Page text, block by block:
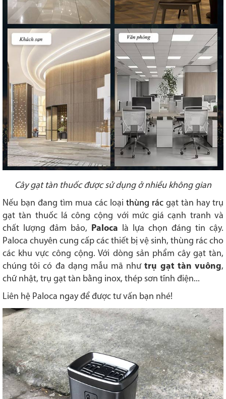
Cây gạt tàn thuốc được sử dụng ở nhiều không gian
Nếu bạn đang tìm mua các loại thùng rác gạt tàn hay trụ
gạt tàn thuốc lá công cộng với mức giá cạnh tranh và
chất lượng đảm bảo, Paloca là lựa chọn đáng tin cậy.
Paloca chuyên cung cấp các thiết bị vệ sinh, thùng rác cho
các khu vực công cộng. Với dòng sản phẩm cây gạt tàn,
chúng tôi có đa dạng mẫu mã nhưtrụ gạt tàn vuông,
chữ nhật, trụ gạt tàn bằng inox, thép sơn tĩnh điện...
Liên hệ Paloca ngay để được tư vấn bạn nhé!